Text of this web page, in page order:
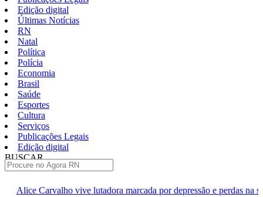
Edição digital
Últimas Notícias
RN
Natal
Política
Polícia
Economia
Brasil
Saúde
Esportes
Cultura
Serviços
Publicações Legais
Edição digital
BUSCAR
lutadora marcada por depressão e perdas na série ‘Fúria’